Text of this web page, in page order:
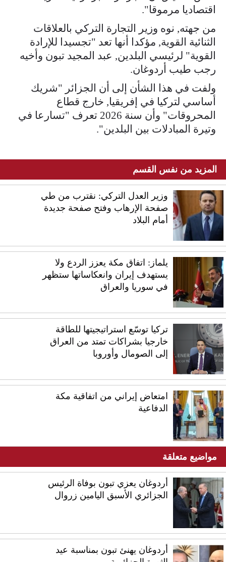
من جهته, ‎نوه وزير التجارة التركي بالعلاقات
الثنائية القوية, مؤكدا أنها تعد "تجسيدا للإرادة
القوية" لرئيسي البلدين, عبد المجيد تبون وأخيه
رجب طيب أردوغان.
ولفت في هذا الشأن إلى أن الجزائر "شريك
أساسي لتركيا في إفريقيا, خارج قطاع
المحروقات" وأن سنة ‎2026 تعرف "تسارعا في
وتيرة المبادلات بين البلدين".
المزيد من نفس القسم
وزير العدل التركي: نقترب من طي
صفحة الإرهاب وفتح صفحة جديدة
أمام البلاد
يلماز: اتفاق مكة يعزز الردع ولا
يستهدف إيران وانعكاساتها ستظهر
في سوريا والعراق
تركيا توسّع استراتيجيتها للطاقة
خارجيا بشراكات تمتد من العراق
إلى الصومال وأوروبا
امتعاض إيراني من اتفاقية مكة
الدفاعية
مواضيع متعلقة
أردوغان يعزي تبون بوفاة الرئيس
الجزائري الأسبق اليامين زروال
أردوغان يهنئ تبون بمناسبة عيد